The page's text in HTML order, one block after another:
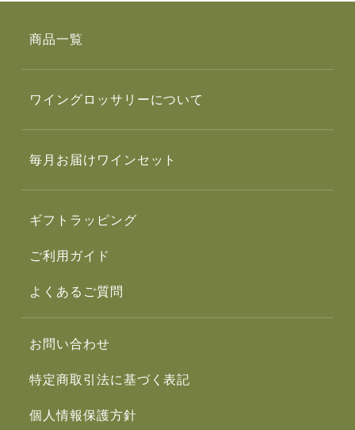
商品一覧
ワイングロッサリーについて
毎月お届けワインセット
ギフトラッピング
ご利用ガイド
よくあるご質問
お問い合わせ
特定商取引法に基づく表記
個人情報保護方針